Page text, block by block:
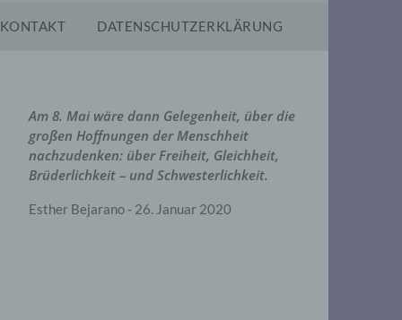
KONTAKT DATENSCHUTZERKLÄRUNG
Am 8. Mai wäre dann Gelegenheit, über die
großen Hoffnungen der Menschheit
nachzudenken: über Freiheit, Gleichheit,
Brüderlichkeit – und Schwesterlichkeit.
Esther Bejarano - 26. Januar 2020